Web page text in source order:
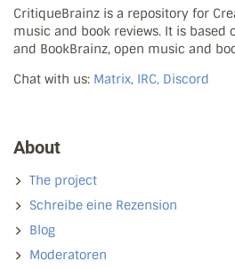
CritiqueBrainz is a repository for
music and book reviews. It is based
and BookBrainz, open music and
Chat with us: Matrix, IRC, Discord
About
The project
Schreibe eine Rezension
Blog
Moderatoren